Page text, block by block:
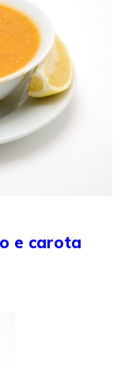
e carota